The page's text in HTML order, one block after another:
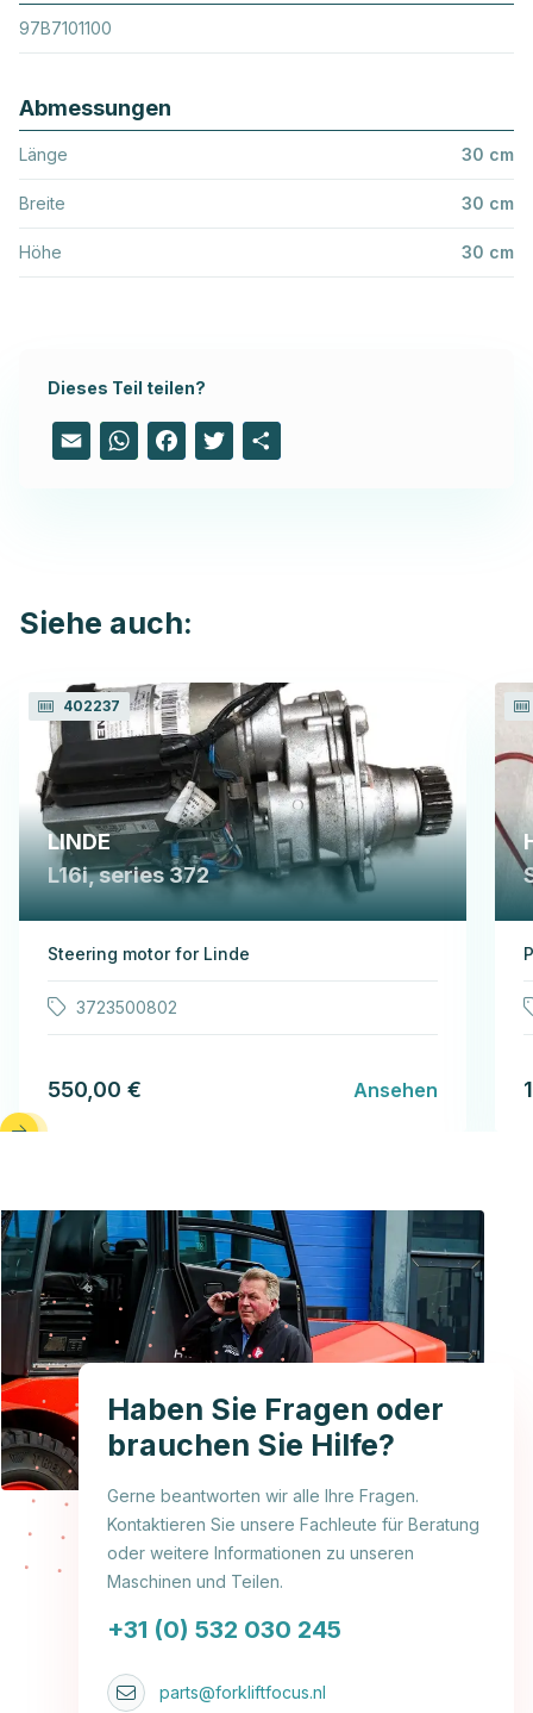
97B7101100
Abmessungen
Länge 30 cm
Breite 30 cm
Höhe 30 cm
Dieses Teil teilen?
Email WhatsAppFacebook
Twitter
Siehe auch:
402237
LINDE
L16i, series 372
Steering motor for Linde
3723500802
550,00 € Ansehen
Haben Sie Fragen oder
brauchen Sie Hilfe?
Gerne beantworten wir alle Ihre Fragen.
Kontaktieren Sie unsere Fachleute für Beratung
oder weitere Informationen zu unseren
Maschinen und Teilen.
+31 (0) 532 030 245
parts@forkliftfocus.nl